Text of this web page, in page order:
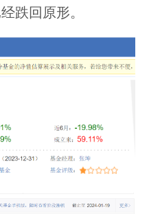
跌回原形。